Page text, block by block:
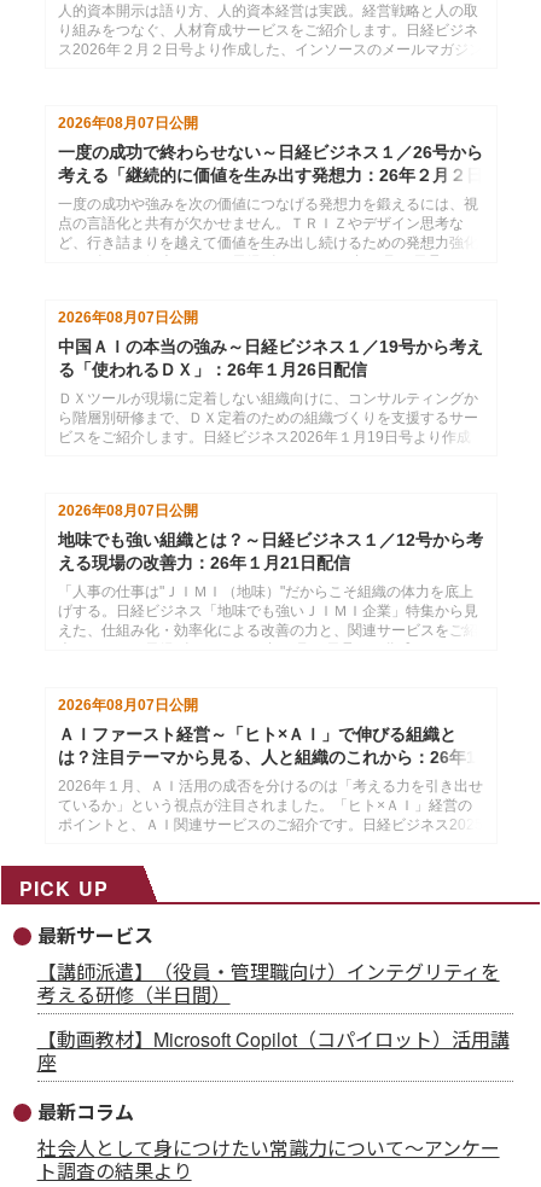
人的資本開示は語り方、人的資本経営は実践。経営戦略と人の取
り組みをつなぐ、人材育成サービスをご紹介します。日経ビジネ
ス2026年２月２日号より作成した、インソースのメールマガジン
2026年08月07日 公開
一度の成功で終わらせない～日経ビジネス１／26号から
考える「継続的に価値を生み出す発想力：26年２月２日
配信
一度の成功や強みを次の価値につなげる発想力を鍛えるには、視
点の言語化と共有が欠かせません。ＴＲＩＺやデザイン思考な
ど、行き詰まりを越えて価値を生み出し続けるための発想力強化
2026年08月07日公開
中国ＡＩの本当の強み～日経ビジネス１／19号から考え
る「使われるＤＸ」：26年１月26日配信
ＤＸツールが現場に定着しない組織向けに、コンサルティングか
ら階層別研修まで、ＤＸ定着のための組織づくりを支援するサー
ビスをご紹介します。日経ビジネス2026年１月19日号より作成
2026年08月07日 公開
地味でも強い組織とは？～日経ビジネス１／12号から考
える現場の改善力：26年１月21日配信
「人事の仕事は"ＪＩＭＩ（地味）"だからこそ組織の体力を底上
げする。日経ビジネス「地味でも強いＪＩＭＩ企業」特集から見
えた、仕組み化・効率化による改善の力と、関連サービスをご紹
2026年08月07日公開
ＡＩファースト経営～「ヒト×ＡＩ」で伸びる組織と
は？注目テーマから見る、人と組織のこれから：26年1
月14日配信
2026年１月、ＡＩ活用の成否を分けるのは「考える力を引き出せ
ているか」という視点が注目されました。「ヒト×ＡＩ」経営の
ポイントと、ＡＩ関連サービスのご紹介です。日経ビジネス2025
ールマガジン26年１月14配信分です。
PICK UP
最新サービス
【講師派遣】（役員・管理職向け）インテグリティを
考える研修（半日間）
【動画教材】Microsoft Copilot（コパイロット）活用講
座
最新コラム
社会人として身につけたい常識力について～アンケー
ト調査の結果より